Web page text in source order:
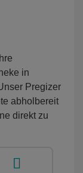
in
Pregizer
abholbereit
direkt zu